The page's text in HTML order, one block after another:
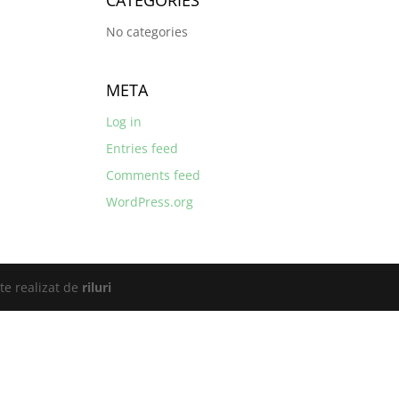
No categories
META
Log in
Entries feed
Comments feed
WordPress.org
realizat de riluri